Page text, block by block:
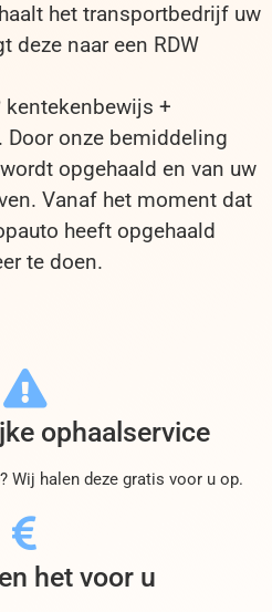
het transportbedrijf uw
deze naar een RDW
+
onze bemiddeling
opgehaald en van uw
Vanaf het moment dat
heeft opgehaald
te doen.
ophaalservice
Wij halen deze gratis voor u op.
het voor u